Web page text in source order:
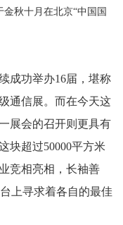
秋十月在北京“中国国
成功举办16届，堪称
通信展。而在今天这
展会的召开则更具有
块超过50000平方米
竞相亮相，长袖善
上寻求着各自的最佳